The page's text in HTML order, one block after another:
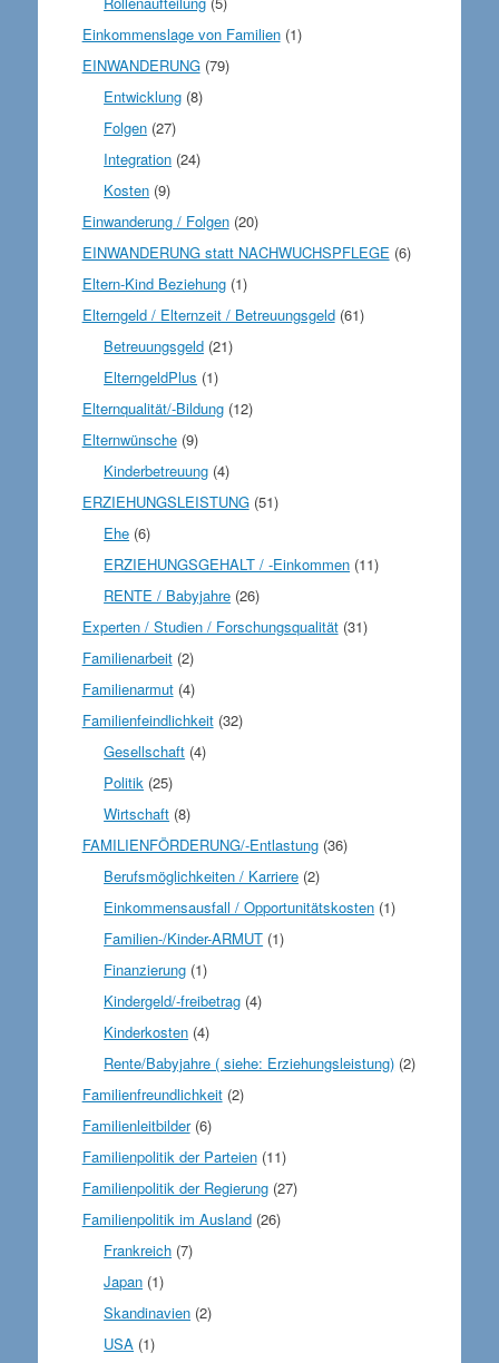
Einkommenslage von Familien(1)
EINWANDERUNG(79)
Entwicklung (8)
Folgen (27)
Integration (24)
Kosten (9)
Einwanderung / Folgen(20)
EINWANDERUNG statt NACHWUCHSPFLEGE (6)
Eltern-Kind Beziehung(1)
Elterngeld / Elternzeit / Betreuungsgeld(61)
Betreuungsgeld (21)
ElterngeldPlus (1)
Elternqualität/-Bildung(12)
Elternwünsche(9)
Kinderbetreuung (4)
ERZIEHUNGSLEISTUNG(51)
Ehe (6)
ERZIEHUNGSGEHALT / -Einkommen (11)
RENTE / Babyjahre (26)
Experten / Studien / Forschungsqualität(31)
Familienarbeit(2)
Familienarmut(4)
Familienfeindlichkeit(32)
Gesellschaft (4)
Politik (25)
Wirtschaft (8)
FAMILIENFÖRDERUNG/-Entlastung(36)
Berufsmöglichkeiten / Karriere (2)
Einkommensausfall / Opportunitätskosten (1)
Familien-/Kinder-ARMUT (1)
Finanzierung (1)
Kindergeld/-freibetrag (4)
Kinderkosten (4)
Rente/Babyjahre ( siehe: Erziehungsleistung) (2)
Familienfreundlichkeit(2)
Familienleitbilder(6)
Familienpolitik der Parteien(11)
Familienpolitik der Regierung(27)
Familienpolitik im Ausland(26)
Frankreich (7)
Japan (1)
Skandinavien (2)
USA (1)